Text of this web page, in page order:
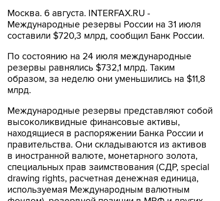
Москва. 6 августа. INTERFAX.RU -
Международные резервы России на 31 июля
составили $720,3 млрд, сообщил Банк России.
По состоянию на 24 июля международные
резервы равнялись $732,1 млрд. Таким
образом, за неделю они уменьшились на $11,8
млрд.
Международные резервы представляют собой
высоколиквидные финансовые активы,
находящиеся в распоряжении Банка России и
правительства. Они складываются из активов
в иностранной валюте, монетарного золота,
специальных прав заимствования (СДР, special
drawing rights, расчетная денежная единица,
используемая Международным валютным